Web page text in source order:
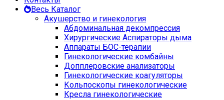
Весь Каталог
Акушерство и гинекология
Абдоминальная декомпрессия
Хирургические Аспираторы дыма
Аппараты БОС-терапии
Гинекологические комбайны
Допплеровские анализаторы
Гинекологические коагуляторы
Кольпоскопы гинекологические
Кресла гинекологические